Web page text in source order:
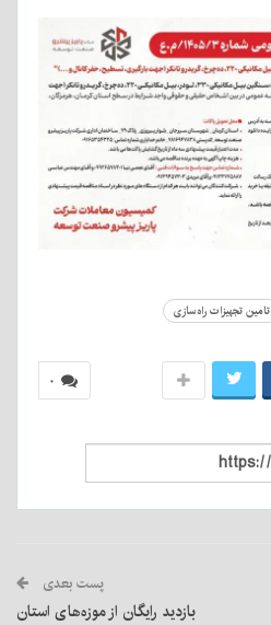
تامین تجهیزات راه‌سازی
۰
پست بعدی
بازدید رایگان از موزه‌های استان